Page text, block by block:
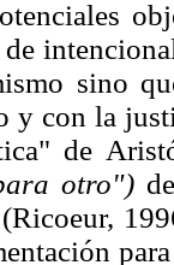
sino
y con la
de
otro")de